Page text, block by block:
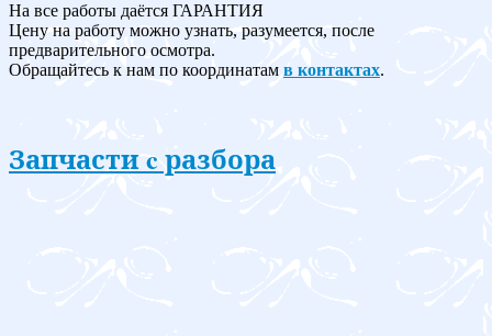
На все работы даётся ГАРАНТИЯ
Цену на работу можно узнать, разумеется, после
предварительного осмотра.
Обращайтесь к нам по координатам в контактах.
Запчасти c разбора